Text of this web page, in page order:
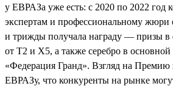
у ЕВРАЗа уже есть: с 2020 по 2022 год
экспертам и профессиональному жюри
и трижды получала награду — призы в
от T2 и X5, а также серебро в
«Федерация Гранд». Взгляд на Премию
ЕВРАЗу, что конкуренты на рынке